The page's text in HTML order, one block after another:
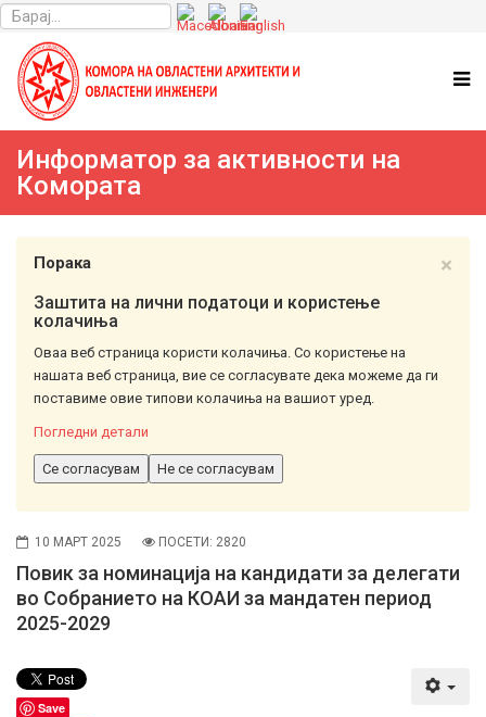
Информатор за активности на
Комората
×
Порака
Заштита на лични податоци и користење
колачиња
Оваа веб страница користи колачиња. Со користење на
нашата веб страница, вие се согласувате дека можеме да ги
поставиме овие типови колачиња на вашиот уред.
Погледни детали
Се согласувам Не се согласувам
10 МАРТ 2025 ПОСЕТИ: 2820
Повик за номинација на кандидати за делегати
во Собранието на КОАИ за мандатен период
2025-2029
Save